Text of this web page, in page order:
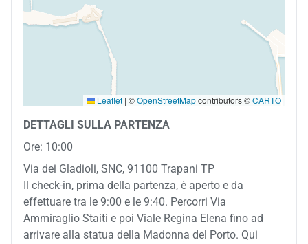
Leaflet | ©OpenStreetMapcontributors ©CARTO
DETTAGLI SULLA PARTENZA
Ore: 10:00
Via dei Gladioli, SNC, 91100 Trapani TP
Il check-in, prima della partenza, è aperto e da
effettuare tra le 9:00 e le 9:40. Percorri Via
Ammiraglio Staiti e poi Viale Regina Elena fino ad
arrivare alla statua della Madonna del Porto. Qui